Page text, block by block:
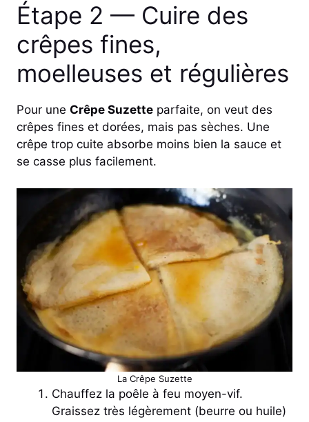
Étape 2 — Cuire des
crêpes fines,
moelleuses et régulières
Pour une Crêpe Suzette parfaite, on veut des
crêpes fines et dorées, mais pas sèches. Une
crêpe trop cuite absorbe moins bien la sauce et
se casse plus facilement.
La Crêpe Suzette
Chauffez la poêle à feu moyen-vif.
Graissez très légèrement (beurre ou huile)